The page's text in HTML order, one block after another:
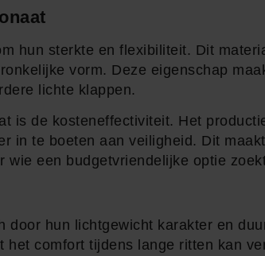
hun sterkte en flexibiliteit. Dit
vorm. Deze eigenschap
lichte klappen.
is de kosteneffectiviteit. Het
in te boeten aan veiligheid. Dit
wie een budgetvriendelijke optie
door hun lichtgewicht karakter en
het comfort tijdens lange ritten kan